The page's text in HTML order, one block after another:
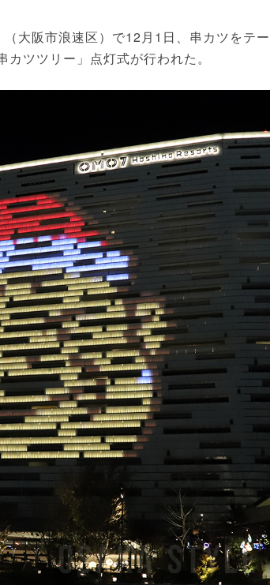
大阪市浪速区）で12月1日、串カツをテー
ツツリー」点灯式が行われた。